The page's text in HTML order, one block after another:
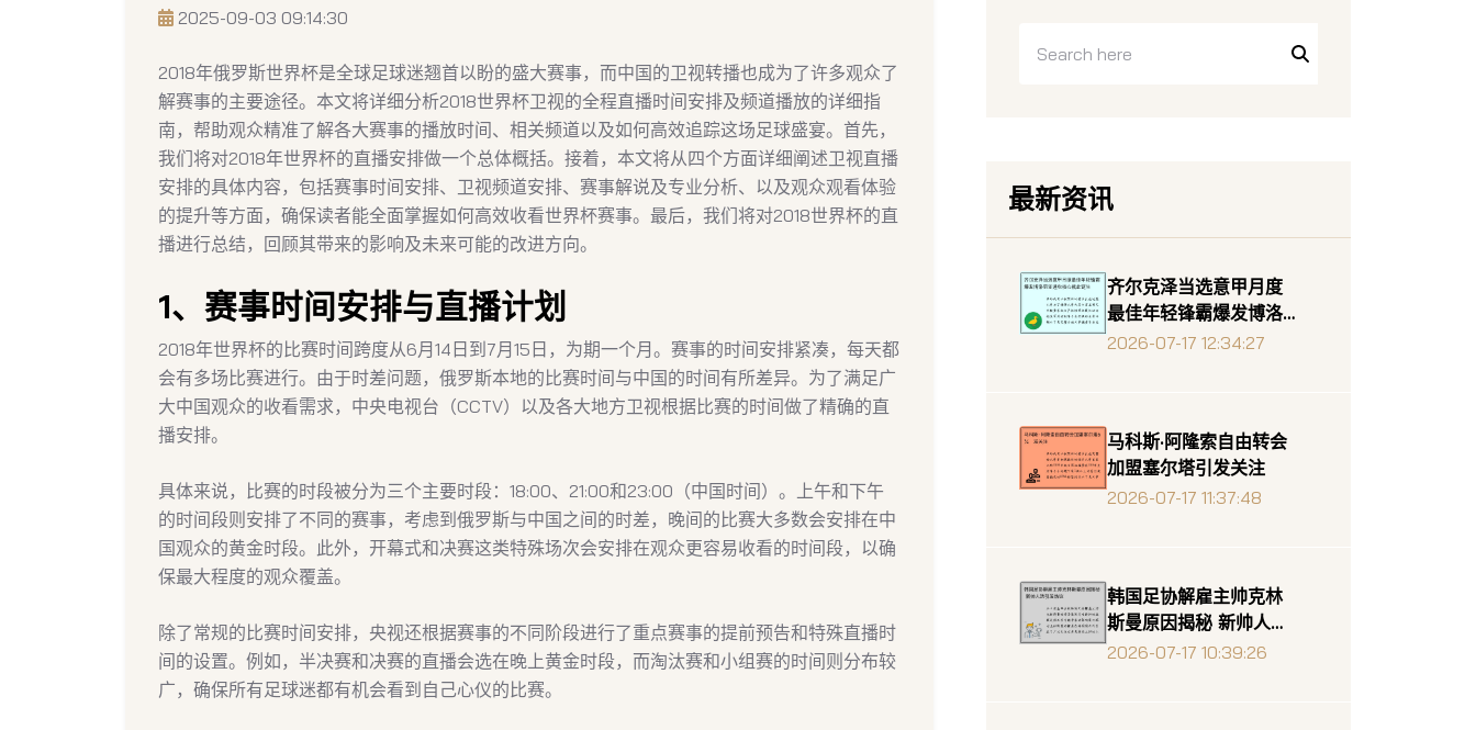
2025-09-03 09:14:30
2018年俄罗斯世界杯是全球足球迷翘首以盼的盛大赛事，而中国的卫视转播也成为了许多观众了
解赛事的主要途径。本文将详细分析2018世界杯卫视的全程直播时间安排及频道播放的详细指
南，帮助观众精准了解各大赛事的播放时间、相关频道以及如何高效追踪这场足球盛宴。首先，
我们将对2018年世界杯的直播安排做一个总体概括。接着，本文将从四个方面详细阐述卫视直播
安排的具体内容，包括赛事时间安排、卫视频道安排、赛事解说及专业分析、以及观众观看体验
的提升等方面，确保读者能全面掌握如何高效收看世界杯赛事。最后，我们将对2018世界杯的直
播进行总结，回顾其带来的影响及未来可能的改进方向。
1、赛事时间安排与直播计划
2018年世界杯的比赛时间跨度从6月14日到7月15日，为期一个月。赛事的时间安排紧凑，每天都
会有多场比赛进行。由于时差问题，俄罗斯本地的比赛时间与中国的时间有所差异。为了满足广
大中国观众的收看需求，中央电视台（CCTV）以及各大地方卫视根据比赛的时间做了精确的直
播安排。
具体来说，比赛的时段被分为三个主要时段：18:00、21:00和23:00（中国时间）。上午和下午
的时间段则安排了不同的赛事，考虑到俄罗斯与中国之间的时差，晚间的比赛大多数会安排在中
国观众的黄金时段。此外，开幕式和决赛这类特殊场次会安排在观众更容易收看的时间段，以确
保最大程度的观众覆盖。
除了常规的比赛时间安排，央视还根据赛事的不同阶段进行了重点赛事的提前预告和特殊直播时
间的设置。例如，半决赛和决赛的直播会选在晚上黄金时段，而淘汰赛和小组赛的时间则分布较
广，确保所有足球迷都有机会看到自己心仪的比赛。
最新资讯
齐尔克泽当选意甲月度
最佳年轻锋霸爆发博洛
尼亚进攻核心就此诞生
2026-07-17 12:34:27
马科斯·阿隆索自由转会
加盟塞尔塔引发关注
2026-07-17 11:37:48
韩国足协解雇主帅克林
斯曼原因揭秘 新帅人选
引发热议
2026-07-17 10:39:26